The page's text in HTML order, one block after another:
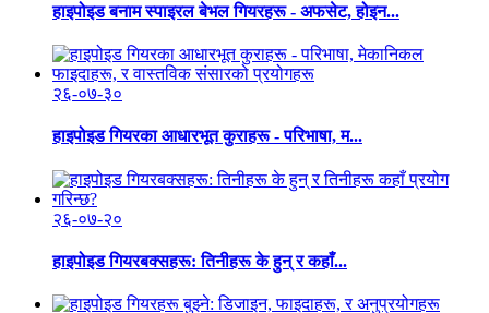
हाइपोइड बनाम स्पाइरल बेभल गियरहरू - अफसेट, होइन...
२६-०७-३०
हाइपोइड गियरका आधारभूत कुराहरू - परिभाषा, म...
२६-०७-२०
हाइपोइड गियरबक्सहरू: तिनीहरू के हुन् र कहाँ...